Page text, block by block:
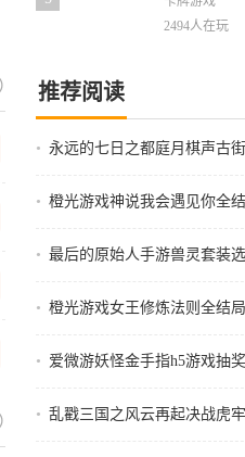
2494人在玩
推荐阅读
• 永远的七日之都庭月棋声古
• 橙光游戏神说我会遇见你全
• 最后的原始人手游兽灵套装
• 橙光游戏女王修炼法则全结
• 爱微游妖怪金手指h5游戏抽
• 乱戳三国之风云再起决战虎